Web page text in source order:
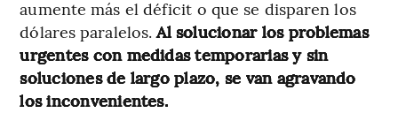
aumente más el déficit o que se disparen los
dólares paralelos.Al solucionar los problemas
urgentes con medidas temporarias y sin
soluciones de largo plazo, se van agravando
los inconvenientes.